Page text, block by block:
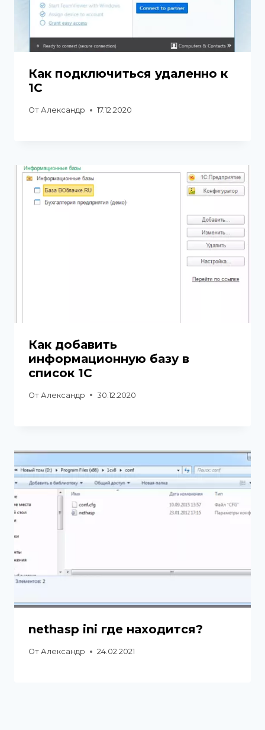
Как подключиться удаленно к
1С
От Александр 17.12.2020
Как добавить
информационную базу в
список 1C
От Александр 30.12.2020
nethasp ini где находится?
От Александр 24.02.2021